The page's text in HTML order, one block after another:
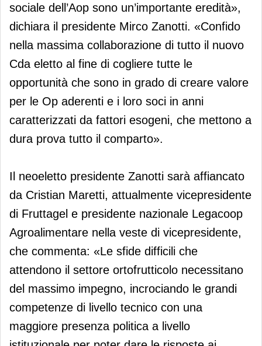
sociale dell’Aop sono un’importante eredità»,
dichiara il presidente Mirco Zanotti. «Confido
nella massima collaborazione di tutto il nuovo
Cda eletto al fine di cogliere tutte le
opportunità che sono in grado di creare valore
per le Op aderenti e i loro soci in anni
caratterizzati da fattori esogeni, che mettono a
dura prova tutto il comparto».
Il neoeletto presidente Zanotti sarà affiancato
da Cristian Maretti, attualmente vicepresidente
di Fruttagel e presidente nazionale Legacoop
Agroalimentare nella veste di vicepresidente,
che commenta: «Le sfide difficili che
attendono il settore ortofrutticolo necessitano
del massimo impegno, incrociando le grandi
competenze di livello tecnico con una
maggiore presenza politica a livello